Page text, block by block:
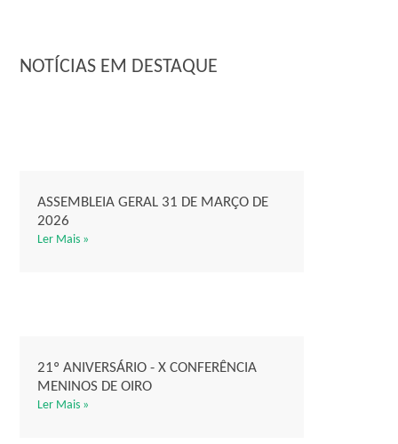
NOTÍCIAS EM DESTAQUE
ASSEMBLEIA GERAL 31 DE MARÇO DE
2026
Ler Mais »
21º ANIVERSÁRIO - X CONFERÊNCIA
MENINOS DE OIRO
Ler Mais »